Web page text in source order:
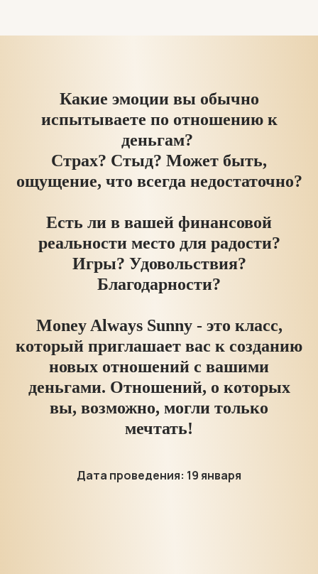
Какие эмоции вы обычно
испытываете по отношению к
деньгам?
Страх? Стыд? Может быть,
ощущение, что всегда недостаточно?
Есть ли в вашей финансовой
реальности место для радости?
Игры? Удовольствия?
Благодарности?
Money Always Sunny - это класс,
который приглашает вас к созданию
новых отношений с вашими
деньгами. Отношений, о которых
вы, возможно, могли только
мечтать!
Дата проведения: 19 января